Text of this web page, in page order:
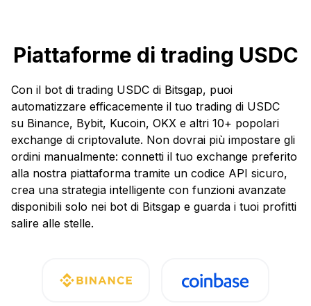
Piattaforme di trading USDС
Con il bot di trading USDС di Bitsgap, puoi
automatizzare efficacemente il tuo trading di USDC
su Binance, Bybit, Kucoin, OKX e altri 10+ popolari
exchange di criptovalute. Non dovrai più impostare gli
ordini manualmente: connetti il tuo exchange preferito
alla nostra piattaforma tramite un codice API sicuro,
crea una strategia intelligente con funzioni avanzate
disponibili solo nei bot di Bitsgap e guarda i tuoi profitti
salire alle stelle.